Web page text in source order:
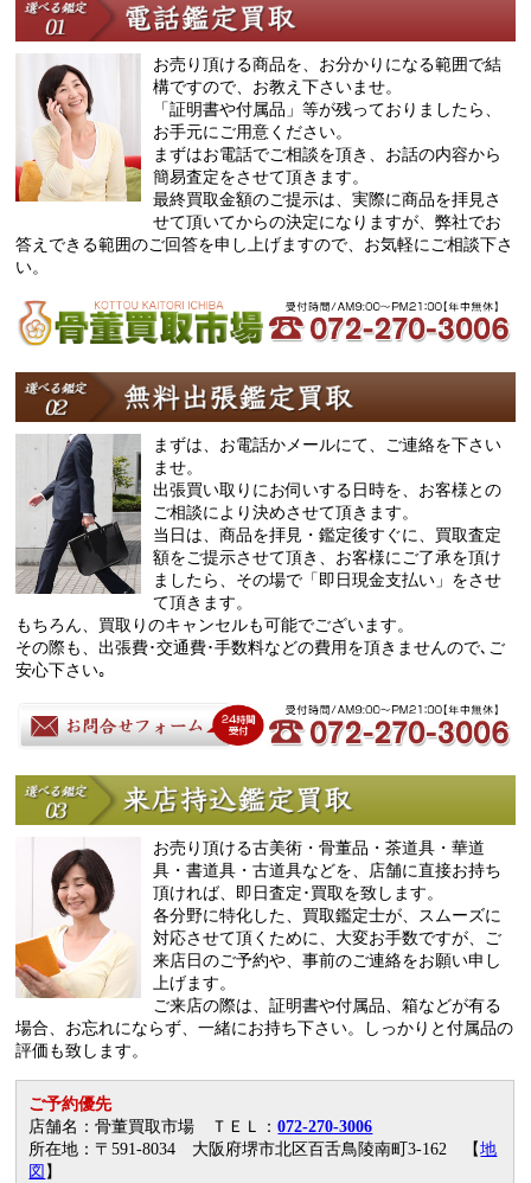
お売り頂ける商品を、お分かりになる範囲で結
構ですので、お教え下さいませ。
「証明書や付属品」等が残っておりましたら、
お手元にご用意ください。
まずはお電話でご相談を頂き、お話の内容から
簡易査定をさせて頂きます。
最終買取金額のご提示は、実際に商品を拝見さ
せて頂いてからの決定になりますが、弊社でお
答えできる範囲のご回答を申し上げますので、お気軽にご相談下さ
い。
まずは、お電話かメールにて、ご連絡を下さい
ませ。
出張買い取りにお伺いする日時を、お客様との
ご相談により決めさせて頂きます。
当日は、商品を拝見・鑑定後すぐに、買取査定
額をご提示させて頂き、お客様にご了承を頂け
ましたら、その場で「即日現金支払い」をさせ
て頂きます。
もちろん、買取りのキャンセルも可能でございます。
その際も、出張費･交通費･手数料などの費用を頂きませんので､ご
安心下さい｡
お売り頂ける古美術・骨董品・茶道具・華道
具・書道具・古道具などを、店舗に直接お持ち
頂ければ、即日査定･買取を致します。
各分野に特化した、買取鑑定士が、スムーズに
対応させて頂くために、大変お手数ですが、ご
来店日のご予約や、事前のご連絡をお願い申し
上げます。
ご来店の際は、証明書や付属品、箱などが有る
場合、お忘れにならず、一緒にお持ち下さい。しっかりと付属品の
評価も致します。
ご予約優先
店舗名：骨董買取市場 ＴＥＬ：072-270-3006
所在地：〒591-8034 大阪府堺市北区百舌鳥陵南町3-162 【地
図 】